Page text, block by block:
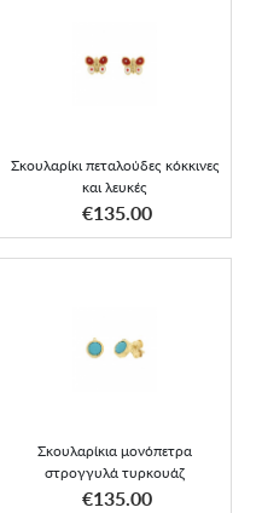
Σκουλαρίκι πεταλούδες κόκκινες
και λευκές
€135.00
Σκουλαρίκι πεταλούδες
κόκκινες και λευκές
ΑΠΟΚΤΗΣΕ ΤΟ
Σκουλαρίκια μονόπετρα
στρογγυλά τυρκουάζ
€135.00
Σκουλαρίκια μονόπετρα
στρογγυλά τυρκουάζ
ΑΠΟΚΤΗΣΕ ΤΟ